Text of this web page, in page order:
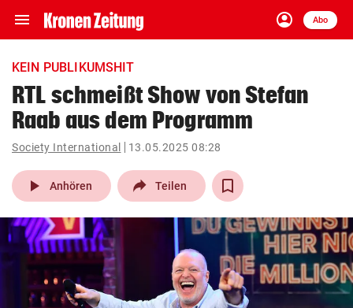
menu Navigation
ein-/ausklappen
account_circle
Anmelden
Abo
close Schließen
account_circle Anmelden
arrow_right
pin_drop
Wien arrow_right
bookmark
search
Suchbegriff
eingeben
KEIN PUBLIKUMSHIT
RTL schmeißt Show von Stefan
Raab aus dem Programm
Society International 13.05.2025 08:28
play_arrow Anhören Teilen